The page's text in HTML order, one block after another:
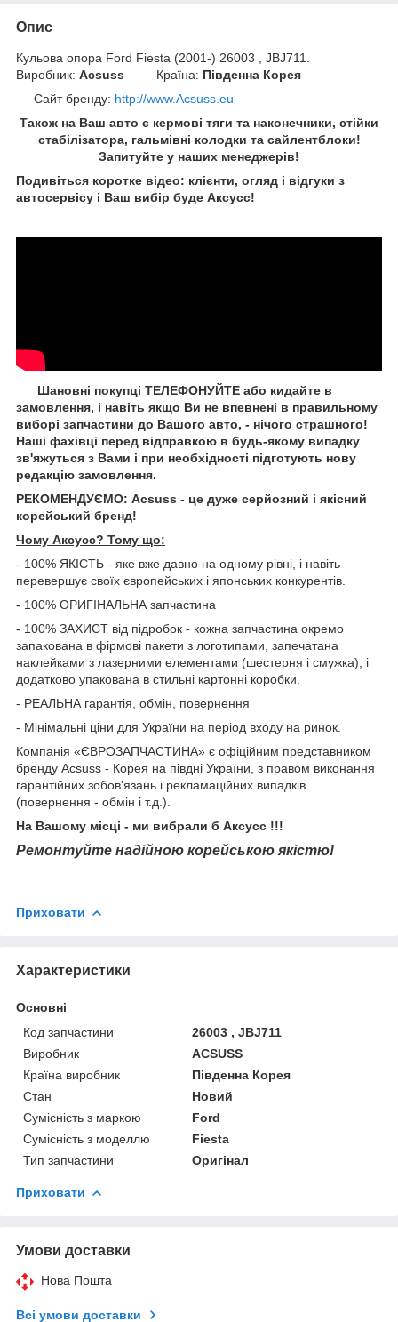
Опис
Кульова опора Ford Fiesta (2001-) 26003 , JBJ711.
Виробник: Acsuss Країна: Південна Корея
Сайт бренду: http://www.Acsuss.eu
Також на Ваш авто є кермові тяги та наконечники, стійки
стабілізатора, гальмівні колодки та сайлентблоки!
Запитуйте у наших менеджерів!
Подивіться коротке відео: клієнти, огляд і відгуки з
автосервісу і Ваш вибір буде Aксусс!
Шановні покупці ТЕЛЕФОНУЙТЕ або кидайте в
замовлення, і навіть якщо Ви не впевнені в правильному
виборі запчастини до Вашого авто, - нічого страшного!
Наші фахівці перед відправкою в будь-якому випадку
зв'яжуться з Вами і при необхідності підготують нову
редакцію замовлення.
РЕКОМЕНДУЄМО: Acsuss - це дуже серйозний і якісний
корейський бренд!
Чому Aксусс? Тому що:
- 100% ЯКІСТЬ - яке вже давно на одному рівні, і навіть
перевершує своїх європейських і японських конкурентів.
- 100% ОРИГІНАЛЬНА запчастина
- 100% ЗАХИСТ від підробок - кожна запчастина окремо
запакована в фірмові пакети з логотипами, запечатана
наклейками з лазерними елементами (шестерня і смужка), і
додатково упакована в стильні картонні коробки.
- РЕАЛЬНА гарантія, обмін, повернення
- Мінімальні ціни для України на період входу на ринок.
Компанія «ЄВРОЗАПЧАСТИНА» є офіційним представником
бренду Acsuss - Корея на півдні України, з правом виконання
гарантійних зобов'язань і рекламаційних випадків
(повернення - обмін і т.д.).
На Вашому місці - ми вибрали б Aксусс !!!
Ремонтуйте надійною корейською якістю!
Приховати
Характеристики
Основні
Код запчастини
26003 , JBJ711
Виробник
ACSUSS
Країна виробник
Південна Корея
Стан
Новий
Сумісність з маркою
Ford
Сумісність з моделлю
Fiesta
Тип запчастини
Оригінал
Приховати
Умови доставки
Нова Пошта
Всі умови доставки